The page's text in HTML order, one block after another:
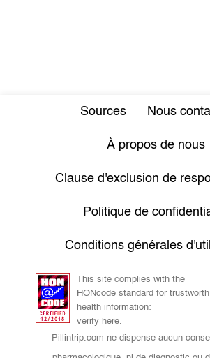
Sources Nous
À propos de nous
Clause d'exclusion de
Politique de
Conditions générales
This site complies with the
HONcode standard for trustworth
health information:
verify here.
Pillintrip.com ne dispense aucun